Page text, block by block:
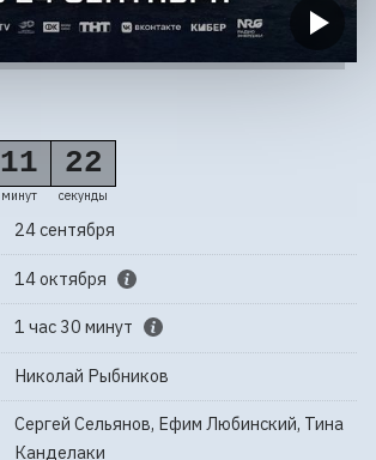
11
минут
22
секунды
24 сентября
14 октября
1 час 30 минут
Николай Рыбников
Сергей Сельянов, Ефим Любинский, Тина
Канделаки